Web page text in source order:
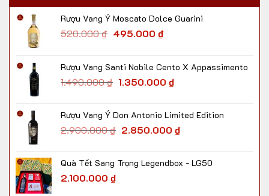
Rượu Vang Ý Moscato Dolce Guarini
520.000₫ 495.000 ₫
Rượu Vang Santi Nobile Cento X Appassimento
1.490.000₫ 1.350.000 ₫
Rượu Vang Ý Don Antonio Limited Edition
2.900.000₫ 2.850.000 ₫
Quà Tết Sang Trọng Legendbox - LG50
2.100.000 ₫